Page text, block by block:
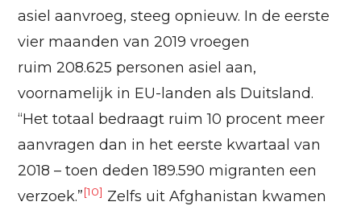
asiel aanvroeg, steeg opnieuw. In de eerste
vier maanden van 2019 vroegen
ruim 208.625 personen asiel aan,
voornamelijk in EU-landen als Duitsland.
“Het totaal bedraagt ruim 10 procent meer
aanvragen dan in het eerste kwartaal van
2018 – toen deden 189.590 migranten een
verzoek.”[10] Zelfs uit Afghanistan kwamen